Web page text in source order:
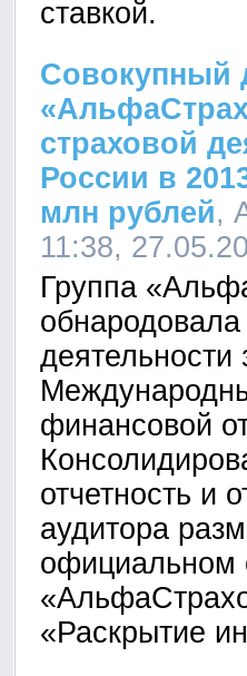
ставкой.
Совокупный
страховой
России в
млн рублей,
11:38,
Группа
обнародовала
деятельности
финансовой
отчетность и
аудитора
официальном
«Раскрытие